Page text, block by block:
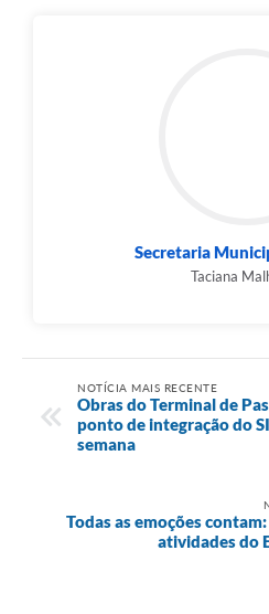
Secretaria
Taciana
NOTÍCIA MAIS RECENTE
Obras do Terminal de
ponto de integração do
semana
Todas as emoções
atividades do